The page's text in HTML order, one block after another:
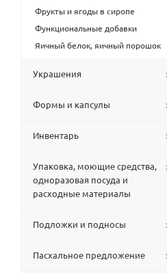
Фрукты и ягоды в сиропе
Функциональные добавки
Яичный белок, яичный порошок
Украшения
Формы и капсулы
Инвентарь
Упаковка, моющие средства,
одноразовая посуда и
расходные материалы
Подложки и подносы
Пасхальное предложение